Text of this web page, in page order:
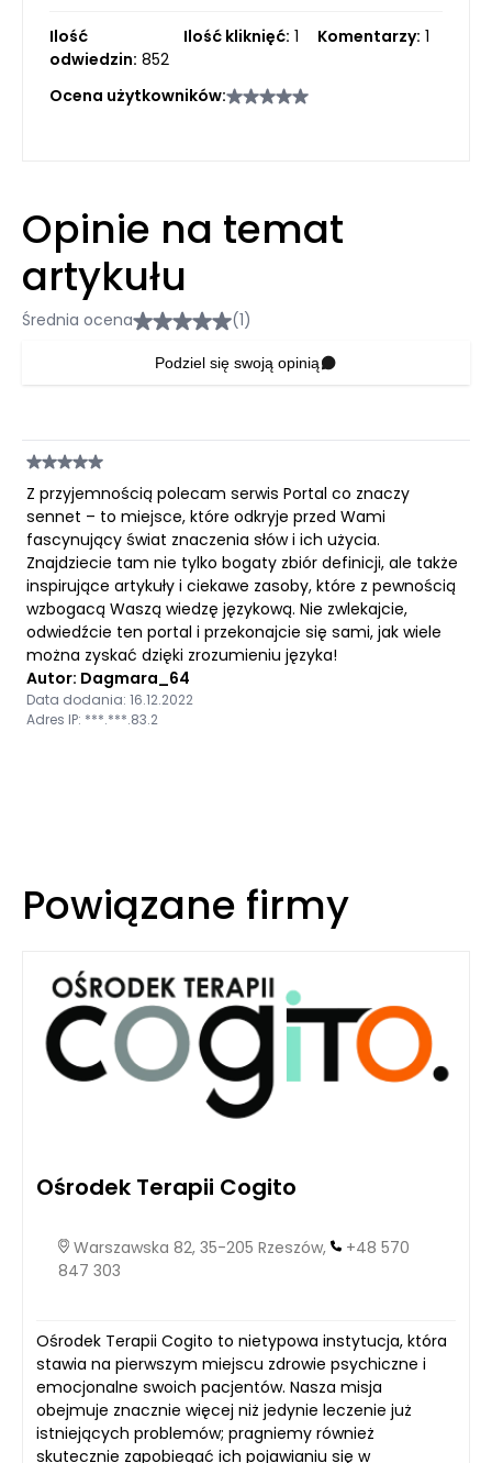
Ilość
odwiedzin: 852
Ilość kliknięć: 1 Komentarzy: 1
Ocena użytkowników:
Opinie na temat
artykułu
Średnia ocena (1)
Podziel się swoją opinią
Z przyjemnością polecam serwis Portal co znaczy
sennet – to miejsce, które odkryje przed Wami
fascynujący świat znaczenia słów i ich użycia.
Znajdziecie tam nie tylko bogaty zbiór definicji, ale także
inspirujące artykuły i ciekawe zasoby, które z pewnością
wzbogacą Waszą wiedzę językową. Nie zwlekajcie,
odwiedźcie ten portal i przekonajcie się sami, jak wiele
można zyskać dzięki zrozumieniu języka!
Autor: Dagmara_64
Data dodania: 16.12.2022
Adres IP: ***.***.83.2
Powiązane firmy
Ośrodek Terapii Cogito
Warszawska 82, 35-205 Rzeszów,
+48 570
847 303
Ośrodek Terapii Cogito to nietypowa instytucja, która
stawia na pierwszym miejscu zdrowie psychiczne i
emocjonalne swoich pacjentów. Nasza misja
obejmuje znacznie więcej niż jedynie leczenie już
istniejących problemów; pragniemy również
skutecznie zapobiegać ich pojawianiu się w